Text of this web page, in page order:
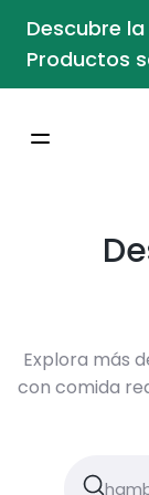
Descubre
Productos
Explora más
con comida